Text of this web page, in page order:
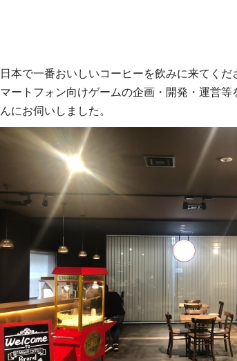
日本で一番おいしいコーヒーを飲みに来てく
マートフォン向けゲームの企画・開発・運営等
んにお伺いしました。